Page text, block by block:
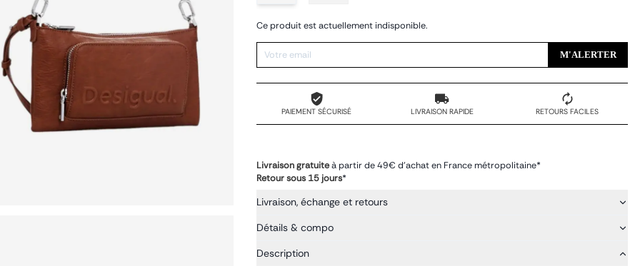
Ce produit est actuellement indisponible.
M'ALERTER
PAIEMENT SÉCURISÉ LIVRAISON RAPIDE RETOURS FACILES
Livraison gratuiteà partir de 49€ d'achat en France métropolitaine*
Retour sous 15 jours*
Livraison, échange et retours
Détails & compo
Description